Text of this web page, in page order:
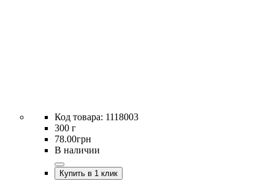
1118003
300 г
78.00грн
В наличии
Купить в 1 клик